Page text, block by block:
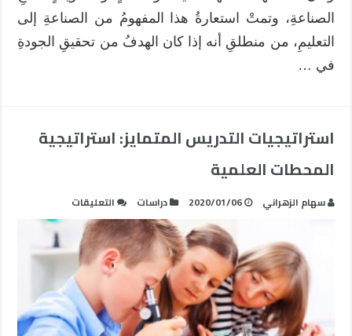
الصناعةِ، وتمتْ استعارةُ هذا المفهومُ من الصناعةِ إلى
التعليمِ، من منطلقِ أنه إذا كان الهدفُ من تحقيقِ الجودةِ
في …
استراتيجيات التدريس المتمايز: استراتيجية
المحطات العلمية
سهام الزهراني 2020/01/06 دراسات التعليقات
استراتيجيات
التدريس
المتمايز:
استراتيجية
المحطات
العلمية
مغلقة